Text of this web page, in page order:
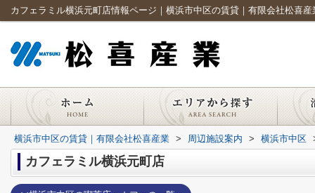
カフェラミル横浜元町店情報ページ｜横浜市中区の賃貸｜有限会社松喜産
横浜市中区の賃貸｜有限会社松喜産業 > 周辺施設案内 > 横浜市中区
カフェラミル横浜元町店